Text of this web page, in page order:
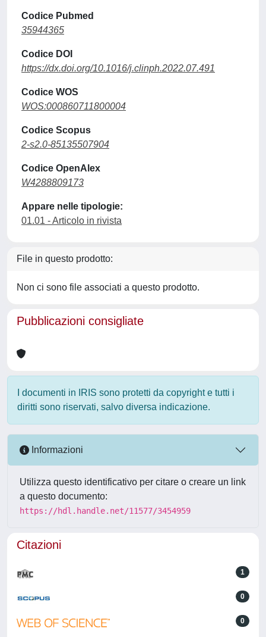
Codice Pubmed
35944365
Codice DOI
https://dx.doi.org/10.1016/j.clinph.2022.07.491
Codice WOS
WOS:000860711800004
Codice Scopus
2-s2.0-85135507904
Codice OpenAlex
W4288809173
Appare nelle tipologie:
01.01 - Articolo in rivista
File in questo prodotto:
Non ci sono file associati a questo prodotto.
Pubblicazioni consigliate
I documenti in IRIS sono protetti da copyright e tutti i
diritti sono riservati, salvo diversa indicazione.
Informazioni
Utilizza questo identificativo per citare o creare un link
a questo documento:
https://hdl.handle.net/11577/3454959
Citazioni
1
0
0